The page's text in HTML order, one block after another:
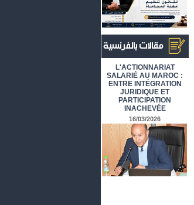
L'ACTIONNARIAT
SALARIÉ AU MAROC :
ENTRE INTÉGRATION
JURIDIQUE ET
PARTICIPATION
INACHEVÉE
16/03/2026